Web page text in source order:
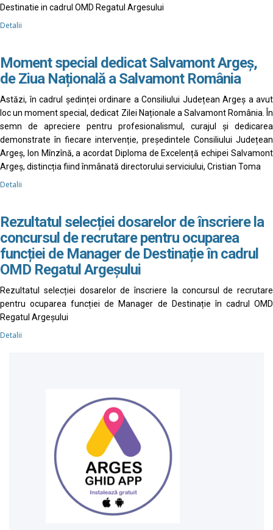
Destinatie in cadrul OMD Regatul Argesului
Detalii
Moment special dedicat Salvamont Argeș,
de Ziua Națională a Salvamont România
Astăzi, în cadrul ședinței ordinare a Consiliului Județean Argeș a avut
loc un moment special, dedicat Zilei Naționale a Salvamont România. În
semn de apreciere pentru profesionalismul, curajul și dedicarea
demonstrate în fiecare intervenție, președintele Consiliului Județean
Argeș, Ion Mînzînă, a acordat Diploma de Excelență echipei Salvamont
Argeș, distincția fiind înmânată directorului serviciului, Cristian Toma
Detalii
Rezultatul selecției dosarelor de înscriere la
concursul de recrutare pentru ocuparea
funcției de Manager de Destinație în cadrul
OMD Regatul Argeșului
Rezultatul selecției dosarelor de înscriere la concursul de recrutare
pentru ocuparea funcției de Manager de Destinație în cadrul OMD
Regatul Argeșului
Detalii